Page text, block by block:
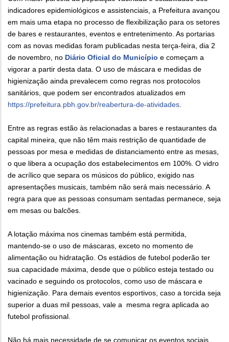
indicadores epidemiológicos e assistenciais, a Prefeitura avançou
em mais uma etapa no processo de flexibilização para os setores
de bares e restaurantes, eventos e entretenimento. As portarias
com as novas medidas foram publicadas nesta terça-feira, dia 2
de novembro, no Diário Oficial do Município e começam a
vigorar a partir desta data. O uso de máscara e medidas de
higienização ainda prevalecem como regras nos protocolos
sanitários, que podem ser encontrados atualizados em
https://prefeitura.pbh.gov.br/reabertura-de-atividades.
Entre as regras estão às relacionadas a bares e restaurantes da
capital mineira, que não têm mais restrição de quantidade de
pessoas por mesa e medidas de distanciamento entre as mesas,
o que libera a ocupação dos estabelecimentos em 100%. O vidro
de acrílico que separa os músicos do público, exigido nas
apresentações musicais, também não será mais necessário. A
regra para que as pessoas consumam sentadas permanece, seja
em mesas ou balcões.
A lotação máxima nos cinemas também está permitida,
mantendo-se o uso de máscaras, exceto no momento de
alimentação ou hidratação. Os estádios de futebol poderão ter
sua capacidade máxima, desde que o público esteja testado ou
vacinado e seguindo os protocolos, como uso de máscara e
higienização. Para demais eventos esportivos, caso a torcida seja
superior a duas mil pessoas, vale a mesma regra aplicada ao
futebol profissional.
Não há mais necessidade de se comunicar os eventos sociais